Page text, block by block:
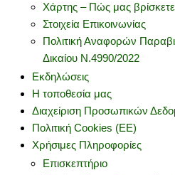
Χάρτης – Πώς μας βρίσκετε
Στοιχεία Επικοινωνίας
Πολιτική Αναφορών
Δικαίου Ν.4990/2022
Εκδηλώσεις
Η τοποθεσία μας
Διαχείριση Προσωπικών
Πολιτική Cookies (ΕΕ)
Χρήσιμες Πληροφορίες
Επισκεπτήριο